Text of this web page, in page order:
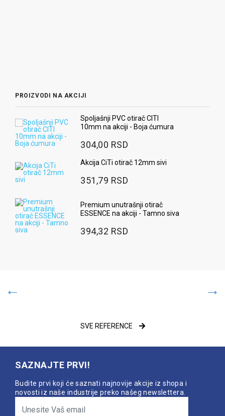
PROIZVODI NA AKCIJI
Spoljašnji PVC otirač CITI
10mm na akciji - Boja ćumura
304,00 RSD
Akcija CiTi otirač 12mm sivi
351,79 RSD
Premium unutrašnji otirač
ESSENCE na akciji - Tamno siva
394,32 RSD
SVE REFERENCE
SAZNAJTE PRVI!
Budite prvi koji će saznati najnovije akcije iz shopa i
novosti iz naše industrije preko našeg newslettera.